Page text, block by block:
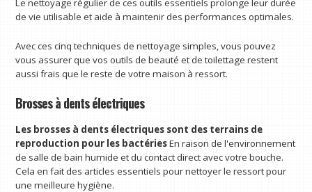
Le nettoyage régulier de ces outils essentiels prolonge leur durée
de vie utilisable et aide à maintenir des performances optimales.
Avec ces cinq techniques de nettoyage simples, vous pouvez
vous assurer que vos outils de beauté et de toilettage restent
aussi frais que le reste de votre maison à ressort.
Brosses à dents électriques
Les brosses à dents électriques sont des terrains de
reproduction pour les bactériesEn raison de l'environnement
de salle de bain humide et du contact direct avec votre bouche.
Cela en fait des articles essentiels pour nettoyer le ressort pour
une meilleure hygiène.